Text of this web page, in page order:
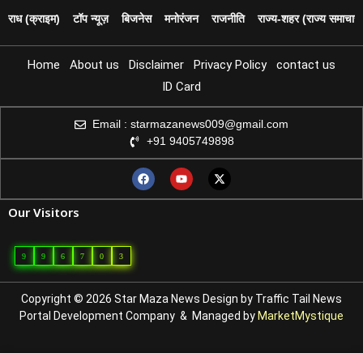
(क्राइम) टॉप न्यूज़ बिजनेस मनोरंजन राजनीति राज्य‑शहर (राज्य समाचार)
Home About us Disclaimer Privacy Policy
contact us
ID Card
Email : starmazanews009@gmail.com
+91 9405749898
Our Visitors
9 9 6 7 0 3
Copyright © 2026 Star Maza News Design by Traffic Tail News
Portal Development Company & Managed by MarketMystique